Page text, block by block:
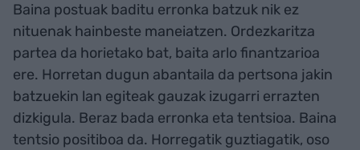
Baina postuak baditu erronka batzuk nik ez
nituenak hainbeste maneiatzen. Ordezkaritza
partea da horietako bat, baita arlo finantzarioa
ere. Horretan dugun abantaila da pertsona jakin
batzuekin lan egiteak gauzak izugarri errazten
dizkigula. Beraz bada erronka eta tentsioa. Baina
tentsio positiboa da. Horregatik guztiagatik, oso